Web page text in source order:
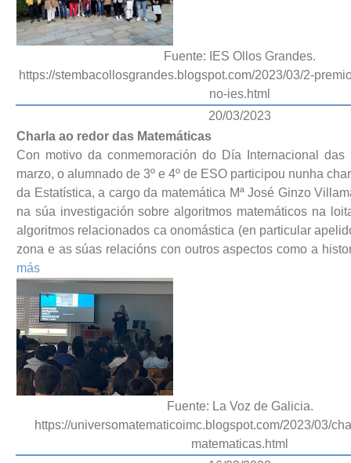
Fuente: IES Ollos Grandes.
https://stembacollosgrandes.blogspot.com/2023/03/2-
no-ies.html
20/03/2023
Charla ao redor das Matemáticas
Con motivo da conmemoración do Día Internacional das
marzo, o alumnado de 3º e 4º de ESO participou nunha
da Estatística, a cargo da matemática Mª José Ginzo
na súa investigación sobre algoritmos matemáticos na
algoritmos relacionados ca onomástica (en particular
zona e as súas relacións con outros aspectos como a
más
Fuente: La Voz de Galicia.
https://universomatematicoimc.blogspot.com/2023/03/
matematicas.html